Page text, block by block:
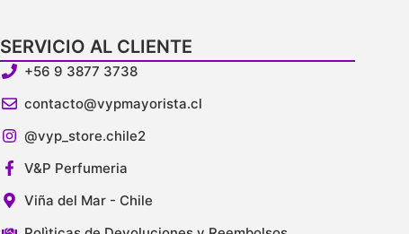
SERVICIO AL CLIENTE
+56 9 3877 3738
contacto@vypmayorista.cl
@vyp_store.chile2
V&P Perfumeria
Viña del Mar - Chile